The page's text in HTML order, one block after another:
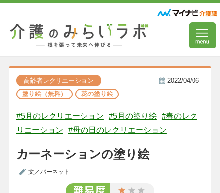
高齢者レクリエーション
塗り絵（無料）
花の塗り絵
2022/04/06
#5月のレクリエーション #5月の塗り絵 #春のレク
リエーション
#母の日のレクリエーション
カーネーションの塗り絵
文／バーネット